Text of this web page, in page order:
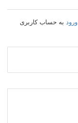
ورود به حساب کاربری